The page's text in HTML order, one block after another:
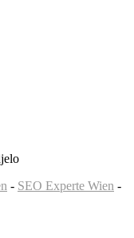
- SEO Experte Wien -